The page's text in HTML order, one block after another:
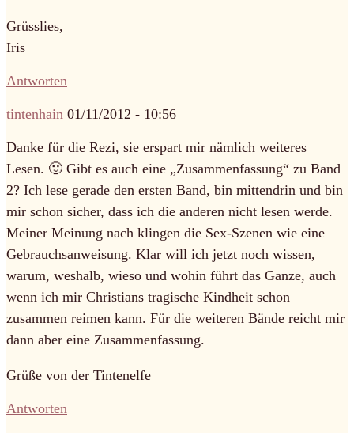
Grüsslies,
Iris
Antworten
tintenhain 01/11/2012 - 10:56
Danke für die Rezi, sie erspart mir nämlich weiteres
Lesen. 🙂 Gibt es auch eine „Zusammenfassung“ zu Band
2? Ich lese gerade den ersten Band, bin mittendrin und bin
mir schon sicher, dass ich die anderen nicht lesen werde.
Meiner Meinung nach klingen die Sex-Szenen wie eine
Gebrauchsanweisung. Klar will ich jetzt noch wissen,
warum, weshalb, wieso und wohin führt das Ganze, auch
wenn ich mir Christians tragische Kindheit schon
zusammen reimen kann. Für die weiteren Bände reicht mir
dann aber eine Zusammenfassung.
Grüße von der Tintenelfe
Antworten